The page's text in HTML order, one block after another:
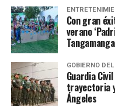
Con gran
verano
GOBIERNO
Guardia
trayectoria
Ángeles